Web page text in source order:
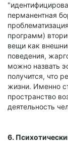
перманентная
программ)
вещи как
поведения,
можно назвать
получится, что
жизни. Именно
пространство
деятельность
6.